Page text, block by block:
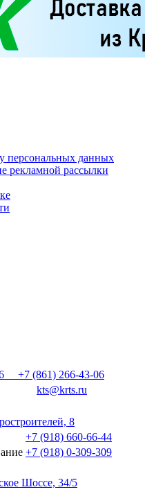
персональных данных
рекламной рассылки
+7 (861) 266-43-06
kts@krts.ru
8
+7 (918) 660-66-44
+7 (918) 0-309-309
Шоссе, 34/5